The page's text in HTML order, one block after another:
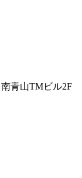
青山TMビル2F